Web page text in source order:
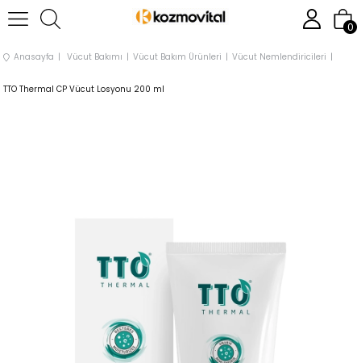
0
Anasayfa Vücut Bakımı Vücut Bakım Ürünleri Vücut Nemlendiricileri
TTO Thermal CP Vücut Losyonu 200 ml